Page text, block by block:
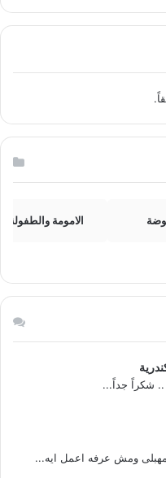
الامومة والطفولة
.. شكراً جداً...
ومش عرفه اعمل ايه...